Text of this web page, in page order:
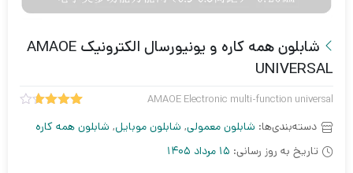
شابلون همه کاره و یونیورسال الکترونیک AMAOE
UNIVERSAL
AMAOE Electronic multi-function universal
3.67از
دسته‌بندی‌ها: شابلون معمولی, شابلون موبایل, شابلون همه کاره
تاریخ به روز رسانی: 15 مرداد 1405